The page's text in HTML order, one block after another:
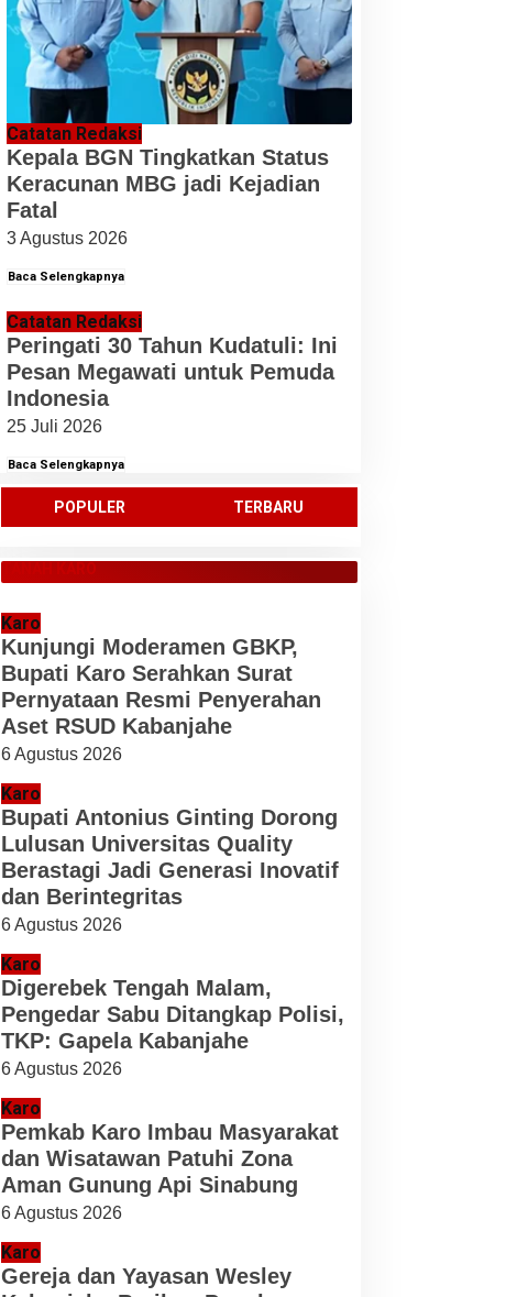
Catatan Redaksi
Kepala BGN Tingkatkan Status
Keracunan MBG jadi Kejadian
Fatal
3 Agustus 2026
Baca Selengkapnya
Catatan Redaksi
Peringati 30 Tahun Kudatuli: Ini
Pesan Megawati untuk Pemuda
Indonesia
25 Juli 2026
Baca Selengkapnya
POPULER TERBARU
TANAH KARO
Karo
Kunjungi Moderamen GBKP,
Bupati Karo Serahkan Surat
Pernyataan Resmi Penyerahan
Aset RSUD Kabanjahe
6 Agustus 2026
Karo
Bupati Antonius Ginting Dorong
Lulusan Universitas Quality
Berastagi Jadi Generasi Inovatif
dan Berintegritas
6 Agustus 2026
Karo
Digerebek Tengah Malam,
Pengedar Sabu Ditangkap Polisi,
TKP: Gapela Kabanjahe
6 Agustus 2026
Karo
Pemkab Karo Imbau Masyarakat
dan Wisatawan Patuhi Zona
Aman Gunung Api Sinabung
6 Agustus 2026
Karo
Gereja dan Yayasan Wesley